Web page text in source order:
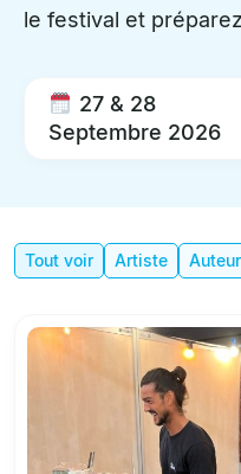
le festival et
27 & 28
Septembre 2026
Artiste Auteur
Tout voir